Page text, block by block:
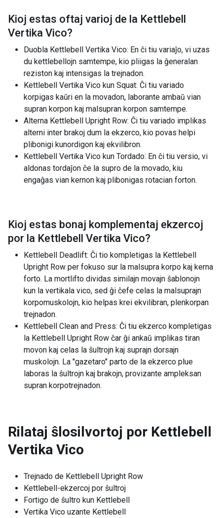
Kioj estas oftaj varioj de la Kettlebell
Vertika Vico?
Duobla Kettlebell Vertika Vico: En ĉi tiu variaĵo, vi uzas
du kettlebellojn samtempe, kio pliigas la ĝeneralan
reziston kaj intensigas la trejnadon.
Kettlebell Vertika Vico kun Squat: Ĉi tiu variado
korpigas kaŭri en la movadon, laborante ambaŭ vian
supran korpon kaj malsupran korpon samtempe.
Alterna Kettlebell Upright Row: Ĉi tiu variado implikas
alterni inter brakoj dum la ekzerco, kio povas helpi
plibonigi kunordigon kaj ekvilibron.
Kettlebell Vertika Vico kun Tordado: En ĉi tiu versio, vi
aldonas tordaĵon ĉe la supro de la movado, kiu
engaĝas vian kernon kaj plibonigas rotacian forton.
Kioj estas bonaj komplementaj ekzercoj
por la Kettlebell Vertika Vico?
Kettlebell Deadlift: Ĉi tio kompletigas la Kettlebell
Upright Row per fokuso sur la malsupra korpo kaj kerna
forto. La mortlifto dividas similajn movajn ŝablonojn
kun la vertikala vico, sed ĝi ĉefe celas la malsuprajn
korpomuskolojn, kio helpas krei ekvilibran, plenkorpan
trejnadon.
Kettlebell Clean and Press: Ĉi tiu ekzerco kompletigas
la Kettlebell Upright Row ĉar ĝi ankaŭ implikas tiran
movon kaj celas la ŝultrojn kaj suprajn dorsajn
muskolojn. La "gazetaro" parto de la ekzerco plue
laboras la ŝultrojn kaj brakojn, provizante ampleksan
supran korpotrejnadon.
Rilataj ŝlosilvortoj por Kettlebell
Vertika Vico
Trejnado de Kettlebell Upright Row
Kettlebell-ekzercoj por ŝultroj
Fortigo de ŝultro kun Kettlebell
Vertika Vico uzante Kettlebell